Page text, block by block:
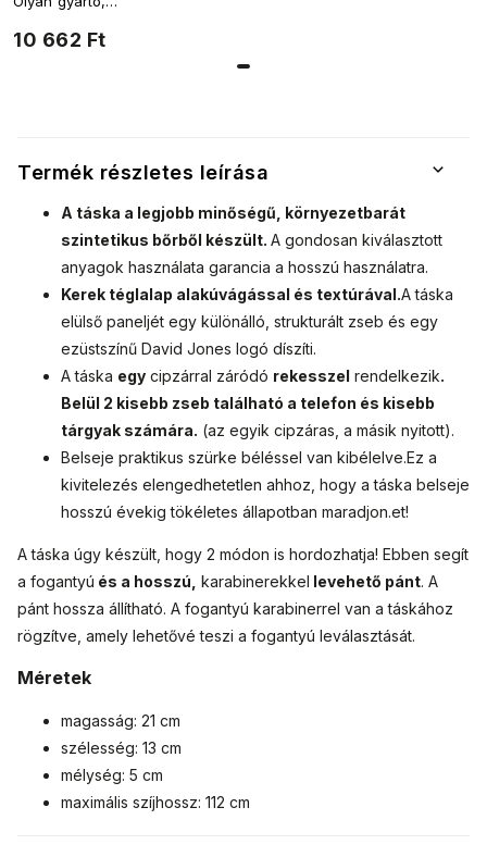
Termék részletes leírása
A táska a legjobb minőségű, környezetbarát
szintetikus bőrből készült. A gondosan kiválasztott
anyagok használata garancia a hosszú használatra.
Kerek téglalap alakúvágással és textúrával.A táska
elülső paneljét egy különálló, strukturált zseb és egy
ezüstszínű David Jones logó díszíti.
A táska egy cipzárral záródó rekesszel rendelkezik.
Belül 2 kisebb zseb található a telefon és kisebb
tárgyak számára. (az egyik cipzáras, a másik nyitott).
Belseje praktikus szürke béléssel van kibélelve.Ez a
kivitelezés elengedhetetlen ahhoz, hogy a táska belseje
hosszú évekig tökéletes állapotban maradjon.et!
A táska úgy készült, hogy 2 módon is hordozhatja! Ebben segít
a fogantyú és a hosszú, karabinerekkel levehető pánt. A
pánt hossza állítható. A fogantyú karabinerrel van a táskához
rögzítve, amely lehetővé teszi a fogantyú leválasztását.
Méretek
magasság: 21 cm
szélesség: 13 cm
mélység: 5 cm
maximális szíjhossz: 112 cm
7301977-2
10 662 Ft
termékeit